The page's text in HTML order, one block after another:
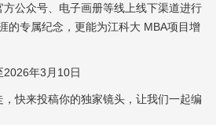
公众号、电子画册等线上线下渠道进行
的专属纪念，更能为江科大 MBA项目增
2026年3月10日
快来投稿你的独家镜头，让我们一起编